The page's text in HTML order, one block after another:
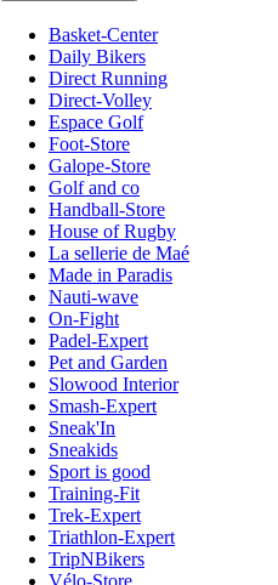
Basket-Center
Daily Bikers
Direct Running
Direct-Volley
Espace Golf
Foot-Store
Galope-Store
Golf and co
Handball-Store
House of Rugby
La sellerie de Maé
Made in Paradis
Nauti-wave
On-Fight
Padel-Expert
Pet and Garden
Slowood Interior
Smash-Expert
Sneak'In
Sneakids
Sport is good
Training-Fit
Trek-Expert
Triathlon-Expert
TripNBikers
Vélo-Store